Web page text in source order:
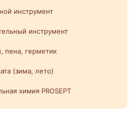
инструмент
инструмент
пена, герметик
(зима, лето)
химия PROSEPT